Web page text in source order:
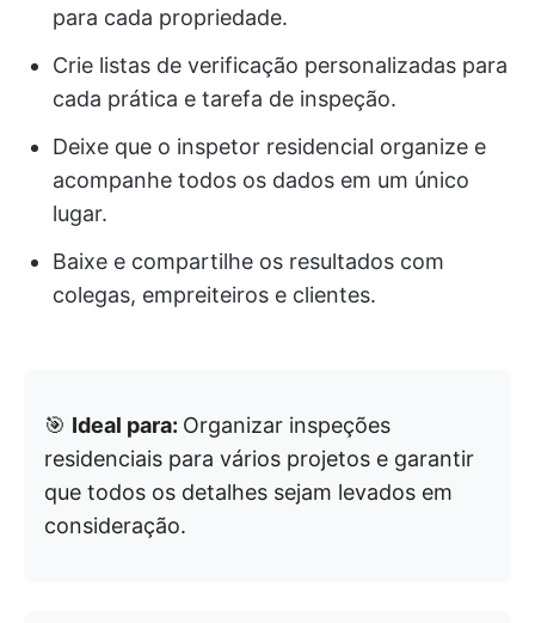
para cada propriedade.
Crie listas de verificação personalizadas para
cada prática e tarefa de inspeção.
Deixe que o inspetor residencial organize e
acompanhe todos os dados em um único
lugar.
Baixe e compartilhe os resultados com
colegas, empreiteiros e clientes.
🎯 Ideal para: Organizar inspeções
residenciais para vários projetos e garantir
que todos os detalhes sejam levados em
consideração.